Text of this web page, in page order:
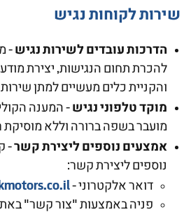
שירות לקוחות נגיש
הדרכות עובדים לשירות נגיש -
להכרת תחום הנגישות, יצירת
והקניית כלים מעשיים למתן שירות
מוקד טלפוני נגיש - המענה
מועבר בשפה ברורה וללא מוסיקת
אמצעים נוספים ליצירת קשר-
נוספים ליצירת קשר:
דואר אלקטרוני -
פניה באמצעות "צור קשר"